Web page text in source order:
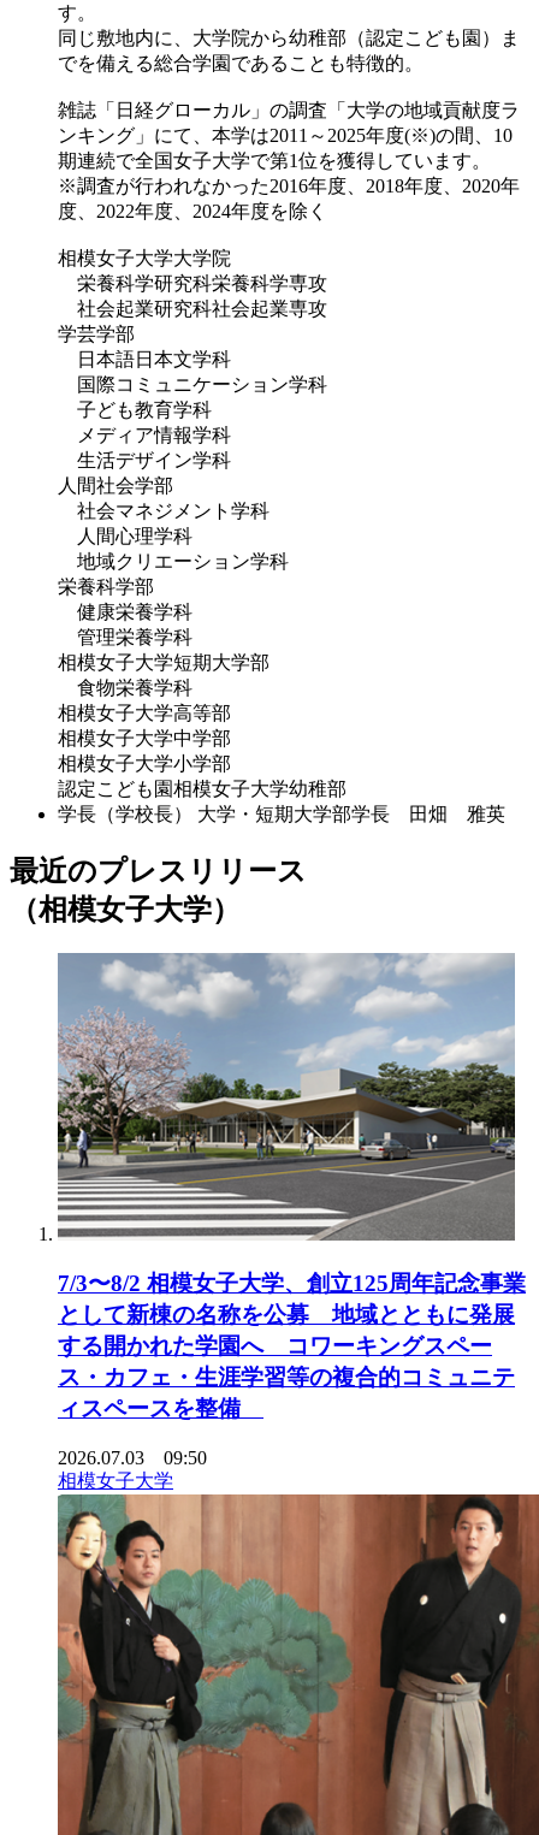
す。
同じ敷地内に、大学院から幼稚部（認定こども園）ま
でを備える総合学園であることも特徴的。
雑誌「日経グローカル」の調査「大学の地域貢献度ラ
ンキング」にて、本学は2011～2025年度(※)の間、10
期連続で全国女子大学で第1位を獲得しています。
※調査が行われなかった2016年度、2018年度、2020年
度、2022年度、2024年度を除く
相模女子大学大学院
栄養科学研究科栄養科学専攻
社会起業研究科社会起業専攻
学芸学部
日本語日本文学科
国際コミュニケーション学科
子ども教育学科
メディア情報学科
生活デザイン学科
人間社会学部
社会マネジメント学科
人間心理学科
地域クリエーション学科
栄養科学部
健康栄養学科
管理栄養学科
相模女子大学短期大学部
食物栄養学科
相模女子大学高等部
相模女子大学中学部
相模女子大学小学部
認定こども園相模女子大学幼稚部
学長（学校長）
大学・短期大学部学長 田畑 雅英
最近のプレスリリース
（相模女子大学）
7/3〜8/2 相模女子大学、創立125周年記念事業
として新棟の名称を公募 地域とともに発展
する開かれた学園へ コワーキングスペー
ス・カフェ・生涯学習等の複合的コミュニテ
ィスペースを整備
2026.07.03 09:50
相模女子大学